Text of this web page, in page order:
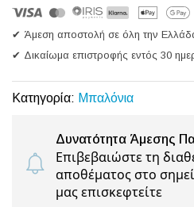
✔ Άμεση αποστολή σε όλη την
✔ Δικαίωμα επιστροφής εντός 30
Κατηγορία: Μπαλόνια
Δυνατότητα Άμεσης
Επιβεβαιώστε τη
αποθέματος στο
μας επισκεφτείτε